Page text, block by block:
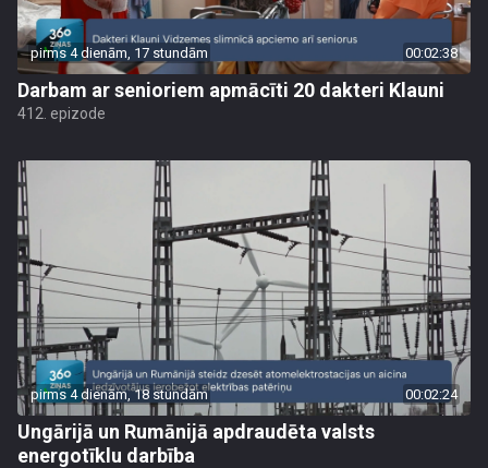
pirms 4 dienām, 17 stundām 00:02:38
Darbam ar senioriem apmācīti 20 dakteri Klauni
412. epizode
pirms 4 dienām, 18 stundām 00:02:24
Ungārijā un Rumānijā apdraudēta valsts
energotīklu darbība